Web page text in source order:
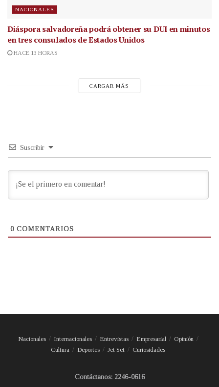
NACIONALES
Diáspora salvadoreña podrá obtener su DUI en minutos
en tres consulados de Estados Unidos
HACE 13 HORAS
CARGAR MÁS
Suscribir
0 COMENTARIOS
Nacionales Internacionales Entrevistas Empresarial
Opinión
Cultura
Deportes Jet Set Curiosidades
Contáctanos: 2246-0616